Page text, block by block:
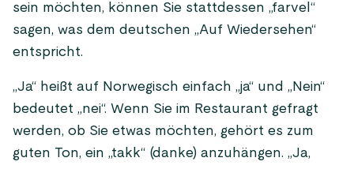
sein möchten, können Sie stattdessen „farvel“
sagen, was dem deutschen „Auf Wiedersehen“
entspricht.
„Ja“ heißt auf Norwegisch einfach „ja“ und „Nein“
bedeutet „nei“. Wenn Sie im Restaurant gefragt
werden, ob Sie etwas möchten, gehört es zum
guten Ton, ein „takk“ (danke) anzuhängen. „Ja,